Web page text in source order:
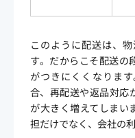
このように配送は、
す。だからこそ配送の
がつきにくくなりま
合、再配送や返品対応
が大きく増えてしまい
担だけでなく、会社の